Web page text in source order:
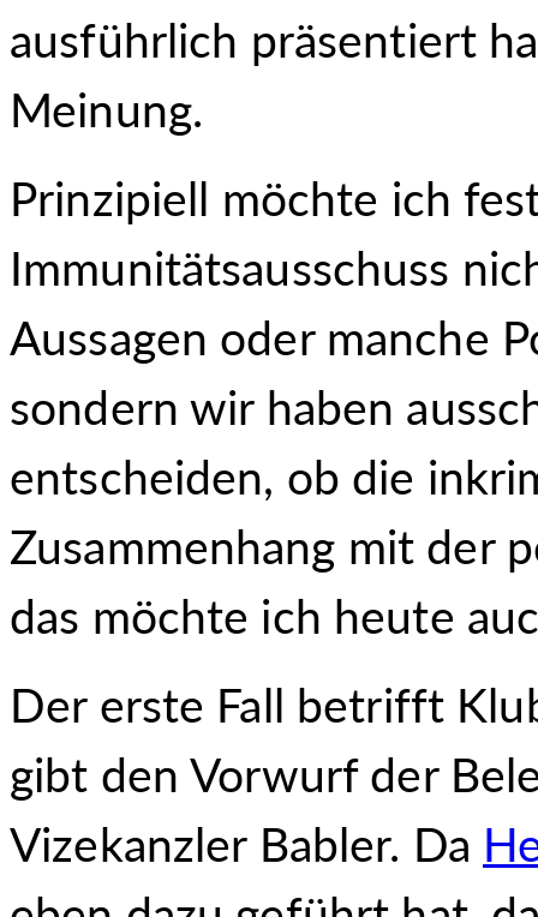
ausführlich präsentiert
Meinung.
Prinzipiell möchte ich
Immunitätsausschuss
Aussagen oder manche
sondern wir haben
entscheiden, ob die
Zusammenhang mit der
das möchte ich heute
Der erste Fall betrifft
gibt den Vorwurf der
Vizekanzler Babler. Da